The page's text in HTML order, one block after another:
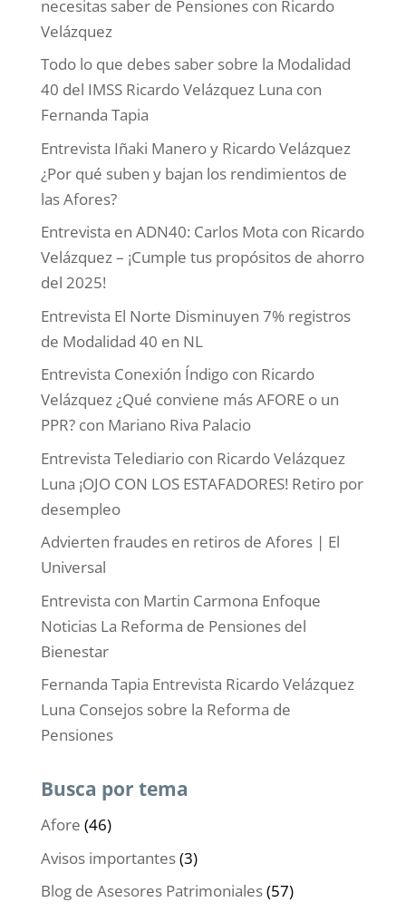
necesitas saber de Pensiones con Ricardo
Velázquez
Todo lo que debes saber sobre la Modalidad
40 del IMSS Ricardo Velázquez Luna con
Fernanda Tapia
Entrevista Iñaki Manero y Ricardo Velázquez
¿Por qué suben y bajan los rendimientos de
las Afores?
Entrevista en ADN40: Carlos Mota con Ricardo
Velázquez – ¡Cumple tus propósitos de ahorro
del 2025!
Entrevista El Norte Disminuyen 7% registros
de Modalidad 40 en NL
Entrevista Conexión Índigo con Ricardo
Velázquez ¿Qué conviene más AFORE o un
PPR? con Mariano Riva Palacio
Entrevista Telediario con Ricardo Velázquez
Luna ¡OJO CON LOS ESTAFADORES! Retiro por
desempleo
Advierten fraudes en retiros de Afores | El
Universal
Entrevista con Martin Carmona Enfoque
Noticias La Reforma de Pensiones del
Bienestar
Fernanda Tapia Entrevista Ricardo Velázquez
Luna Consejos sobre la Reforma de
Pensiones
Busca por tema
Afore (46)
Avisos importantes(3)
Blog de Asesores Patrimoniales(57)